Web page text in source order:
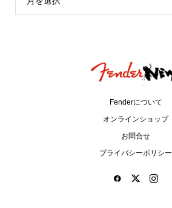
Fenderについて
オンラインショップ
お問合せ
プライバシーポリシー